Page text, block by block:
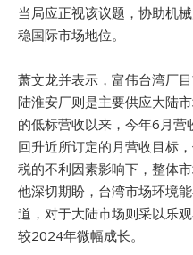
当局应正视该议题，协助机
稳国际市场地位。
萧文龙并表示，富伟台湾厂
陆淮安厂则是主要供应大陆
的低标营收以来，今年6月
回升近所订定的月营收目标
税的不利因素影响下，整体
他深切期盼，台湾市场环境
道，对于大陆市场则采以乐
较2024年微幅成长。